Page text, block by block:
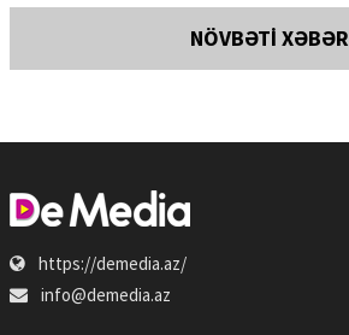
NÖVBƏTİ XƏBƏR
https://demedia.az/
info@demedia.az